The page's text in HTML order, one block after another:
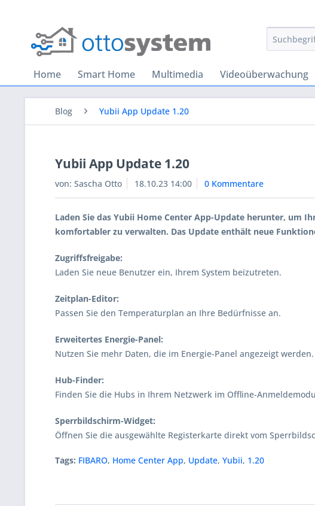
Home Smart Home Multimedia Videoüberwachung
Blog Yubii App Update 1.20
Yubii App Update 1.20
von: Sascha Otto 18.10.23 14:00 0 Kommentare
Laden Sie das Yubii Home Center App-Update herunter, um
komfortabler zu verwalten. Das Update enthält neue
Zugriffsfreigabe:
Laden Sie neue Benutzer ein, Ihrem System beizutreten.
Zeitplan-Editor:
Passen Sie den Temperaturplan an Ihre Bedürfnisse an.
Erweitertes Energie-Panel:
Nutzen Sie mehr Daten, die im Energie-Panel angezeigt werden.
Hub-Finder:
Finden Sie die Hubs in Ihrem Netzwerk im Offline-
Sperrbildschirm-Widget:
Öffnen Sie die ausgewählte Registerkarte direkt vom
Tags: FIBARO, Home Center App, Update, Yubii, 1.20